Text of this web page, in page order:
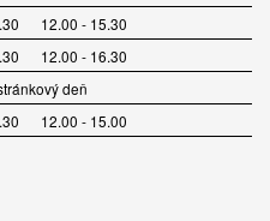
12.00 - 15.30
12.00 - 16.30
deň
12.00 - 15.00